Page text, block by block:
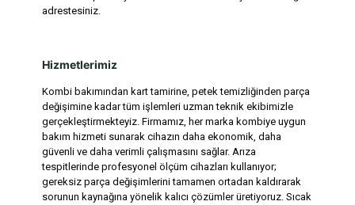
adrestesiniz.
Hizmetlerimiz
Kombi bakımından kart tamirine, petek temizliğinden parça
değişimine kadar tüm işlemleri uzman teknik ekibimizle
gerçekleştirmekteyiz. Firmamız, her marka kombiye uygun
bakım hizmeti sunarak cihazın daha ekonomik, daha
güvenli ve daha verimli çalışmasını sağlar. Arıza
tespitlerinde profesyonel ölçüm cihazları kullanıyor;
gereksiz parça değişimlerini tamamen ortadan kaldırarak
sorunun kaynağına yönelik kalıcı çözümler üretiyoruz. Sıcak